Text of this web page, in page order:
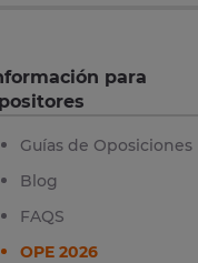
para
Guías de Oposiciones
Blog
FAQS
OPE 2026